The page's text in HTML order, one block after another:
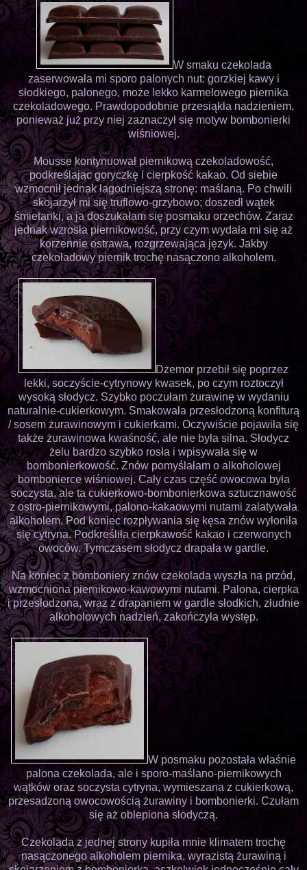
W smaku czekolada
zaserwowała mi sporo palonych nut: gorzkiej kawy i
słodkiego, palonego, może lekko karmelowego piernika
czekoladowego. Prawdopodobnie przesiąkła nadzieniem,
ponieważ już przy niej zaznaczył się motyw bombonierki
wiśniowej.
Mousse kontynuował piernikową czekoladowość,
podkreślając goryczkę i cierpkość kakao. Od siebie
wzmocnił jednak łagodniejszą stronę: maślaną. Po chwili
skojarzył mi się truflowo-grzybowo; doszedł wątek
śmietanki, a ja doszukałam się posmaku orzechów. Zaraz
jednak wzrosła piernikowość, przy czym wydała mi się aż
korzennie ostrawa, rozgrzewająca język. Jakby
czekoladowy piernik trochę nasączono alkoholem.
Dżemor przebił się poprzez
lekki, soczyście-cytrynowy kwasek, po czym roztoczył
wysoką słodycz. Szybko poczułam żurawinę w wydaniu
naturalnie-cukierkowym. Smakowała przesłodzoną konfiturą
/ sosem żurawinowym i cukierkami. Oczywiście pojawiła się
także żurawinowa kwaśność, ale nie była silna. Słodycz
żelu bardzo szybko rosła i wpisywała się w
bombonierkowość. Znów pomyślałam o alkoholowej
bombonierce wiśniowej. Cały czas część owocowa była
soczysta, ale ta cukierkowo-bombonierkowa sztucznawość
z ostro-piernikowymi, palono-kakaowymi nutami zalatywała
alkoholem. Pod koniec rozpływania się kęsa znów wyłoniła
się cytryna. Podkreśliła cierpkawość kakao i czerwonych
owoców. Tymczasem słodycz drapała w gardle.
Na koniec z bomboniery znów czekolada wyszła na przód,
wzmocniona piernikowo-kawowymi nutami. Palona, cierpka
i przesłodzona, wraz z drapaniem w gardle słodkich, złudnie
alkoholowych nadzień, zakończyła występ.
W posmaku pozostała właśnie
palona czekolada, ale i sporo-maślano-piernikowych
wątków oraz soczysta cytryna, wymieszana z cukierkową,
przesadzoną owocowością żurawiny i bombonierki. Czułam
się aż oblepiona słodyczą.
Czekolada z jednej strony kupiła mnie klimatem trochę
nasączonego alkoholem piernika, wyrazistą żurawiną i